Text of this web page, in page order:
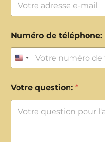
Numéro de téléphone:
United States +1
Votre question: *